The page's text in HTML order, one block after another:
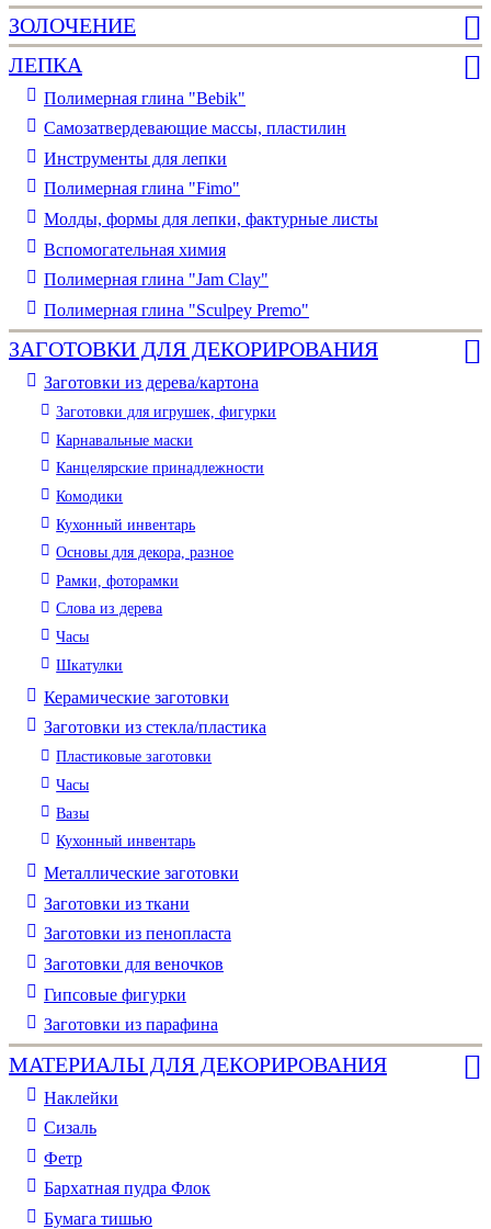
ЗОЛОЧЕНИЕ
ЛЕПКА
Полимерная глина "Bebik"
Самозатвердевающие массы, пластилин
Инструменты для лепки
Полимерная глина "Fimo"
Молды, формы для лепки, фактурные листы
Вспомогательная химия
Полимерная глина "Jam Clay"
Полимерная глина "Sculpey Premo"
ЗАГОТОВКИ ДЛЯ ДЕКОРИРОВАНИЯ
Заготовки из дерева/картона
Заготовки для игрушек, фигурки
Карнавальные маски
Канцелярские принадлежности
Комодики
Кухонный инвентарь
Основы для декора, разное
Рамки, фоторамки
Слова из дерева
Часы
Шкатулки
Керамические заготовки
Заготовки из стекла/пластика
Пластиковые заготовки
Часы
Вазы
Кухонный инвентарь
Металлические заготовки
Заготовки из ткани
Заготовки из пенопласта
Заготовки для веночков
Гипсовые фигурки
Заготовки из парафина
МАТЕРИАЛЫ ДЛЯ ДЕКОРИРОВАНИЯ
Наклейки
Сизаль
Фетр
Бархатная пудра Флок
Бумага тишью